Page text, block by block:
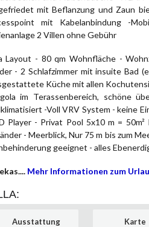
mit Beflanzung und Zaun
mit Kabelanbindung -
2 Villen ohne Gebühr
Layout - 80 qm Wohnfläche -
- 2 Schlafzimmer mit insuite Bad
Küche mit allen
im Terassenbereich, schöne
-Voll VRV System - keine
Player - Privat Pool 5x10 m =
- Meerblick, Nur 75 m bis zum
geeignet - alles
Mehr Informationen zum
Ausstattung Karte